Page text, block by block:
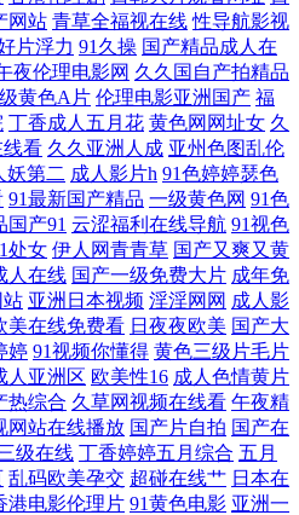
产一区三区 91成人免费在线视须 年轻的
利姬茄子 亚洲全部 国产最新精品精品
精品亚洲欧美 色色在线视频 高清不卡
三级写真影音网 大精品伊香蕉在线视频
91香蕉 欧美日韩一区二区在线观看
天堂在线观看 全集资源在线观看 97在
在线 操逼福利社 日本免费三片在线播
婷网 91caocn网站 欧美精品人爱欧美精
网站 青草全福视在线 性导航影视
片浮力 91久操 国产精品成人在
夜伦理电影网 久久国自产拍精品
黄色A片 伦理电影亚洲国产 福
丁香成人五月花 黄色网网址女 久
线看 久久亚洲人成 亚州色图乱伦
妖第二 成人影片h 91色婷婷瑟色
91最新国产精品 一级黄色网 91色
国产91 云涩福利在线导航 91视色
处女 伊人网青青草 国产又爽又黄
人在线 国产一级免费大片 成年免
站 亚洲日本视频 淫淫网网 成人影
美在线免费看 日夜夜欧美 国产大
婷 91视频你懂得 黄色三级片毛片
人亚洲区 欧美性16 成人色情黄片
热综合 久草网视频在线看 午夜精
网站在线播放 国产片自拍 国产在
级在线 丁香婷婷五月综合 五月
乱码欧美孕交 超碰在线艹 日本在
港电影伦理片 91黄色电影 亚洲一